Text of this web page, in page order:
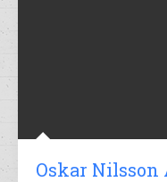
Oskar